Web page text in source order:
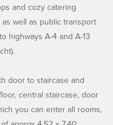
and cozy catering
well as public transport
highways A-4 and A-13
door to staircase and
central staircase, door
you can enter all rooms,